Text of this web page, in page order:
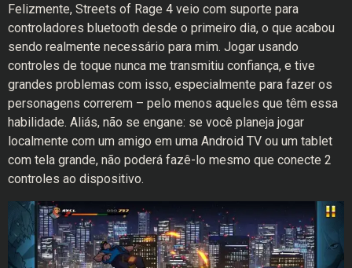
Felizmente, Streets of Rage 4 veio com suporte para
controladores bluetooth desde o primeiro dia, o que acabou
sendo realmente necessário para mim. Jogar usando
controles de toque nunca me transmitiu confiança, e tive
grandes problemas com isso, especialmente para fazer os
personagens correrem – pelo menos aqueles que têm essa
habilidade. Aliás, não se engane: se você planeja jogar
localmente com um amigo em uma Android TV ou um tablet
com tela grande, não poderá fazê-lo mesmo que conecte 2
controles ao dispositivo.